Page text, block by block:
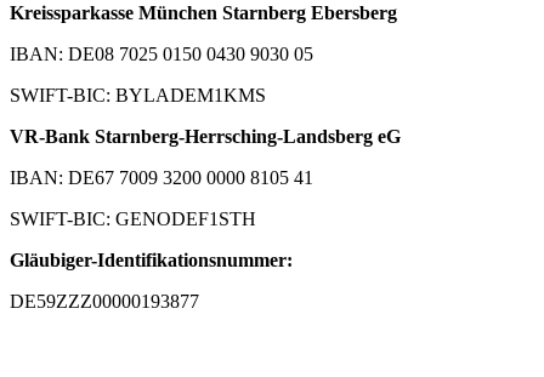
Kreissparkasse München Starnberg Ebersberg
IBAN: DE08 7025 0150 0430 9030 05
SWIFT-BIC: BYLADEM1KMS
VR-Bank Starnberg-Herrsching-Landsberg eG
IBAN: DE67 7009 3200 0000 8105 41
SWIFT-BIC: GENODEF1STH
Gläubiger-Identifikationsnummer:
DE59ZZZ00000193877